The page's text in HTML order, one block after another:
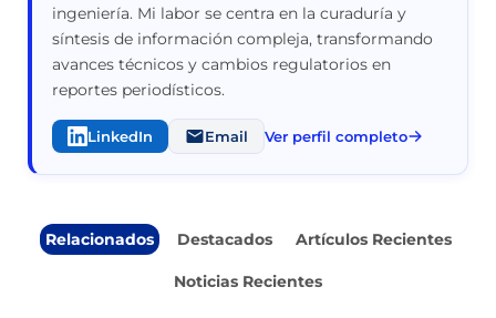
ingeniería. Mi labor se centra en la curaduría y
síntesis de información compleja, transformando
avances técnicos y cambios regulatorios en
reportes periodísticos.
LinkedIn Email Ver perfil completo
Relacionados Destacados Artículos Recientes
Noticias Recientes